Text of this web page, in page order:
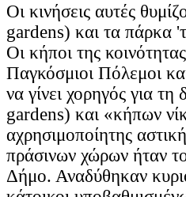
Οι κινήσεις αυτές
gardens) και τα πάρκα
Οι κήποι της
Παγκόσμιοι Πόλεμοι
να γίνει χορηγός για
gardens) και «κήπων
αχρησιμοποίητης
πράσινων χώρων ήταν
Δήμο. Αναδύθηκαν